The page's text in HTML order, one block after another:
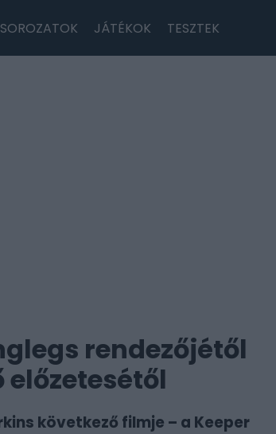
SOROZATOK JÁTÉKOK TESZTEK
rendezőjétől
előzetesétől
következő filmje – a Keeper